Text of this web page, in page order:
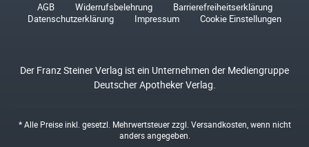
AGB Widerrufsbelehrung
Barrierefreiheitserklärung
Datenschutzerklärung
Impressum Cookie Einstellungen
Der Franz Steiner Verlag ist ein Unternehmen der Mediengruppe
Deutscher Apotheker Verlag.
* Alle Preise inkl. gesetzl. Mehrwertsteuer zzgl. Versandkosten , wenn nicht
anders angegeben.